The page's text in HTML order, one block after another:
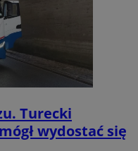
Turecki
wydostać się